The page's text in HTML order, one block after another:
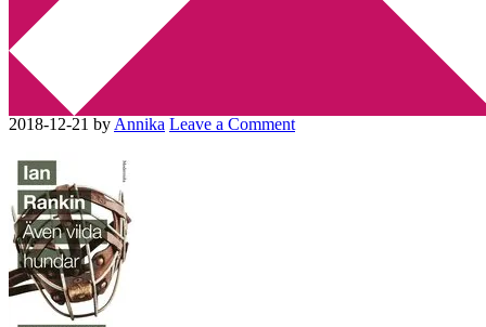
Recension: Även vilda hundar
av Ian Rankin
2018-12-21 by Annika Leave a Comment